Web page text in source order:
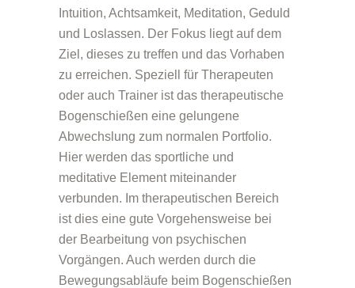
Intuition, Achtsamkeit, Meditation, Geduld
und Loslassen. Der Fokus liegt auf dem
Ziel, dieses zu treffen und das Vorhaben
zu erreichen. Speziell für Therapeuten
oder auch Trainer ist das therapeutische
Bogenschießen eine gelungene
Abwechslung zum normalen Portfolio.
Hier werden das sportliche und
meditative Element miteinander
verbunden. Im therapeutischen Bereich
ist dies eine gute Vorgehensweise bei
der Bearbeitung von psychischen
Vorgängen. Auch werden durch die
Bewegungsabläufe beim Bogenschießen